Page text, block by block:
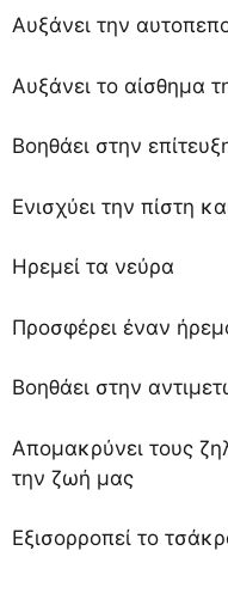
Αυξάνει την
Αυξάνει το αίσθημα
Βοηθάει στην
Ενισχύει την πίστη
Ηρεμεί τα νεύρα
Προσφέρει έναν
Βοηθάει στην
Απομακρύνει τους
την ζωή μας
Εξισορροπεί το